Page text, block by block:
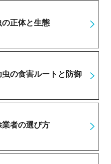
正体と生態
の食害ルートと防御
者の選び方